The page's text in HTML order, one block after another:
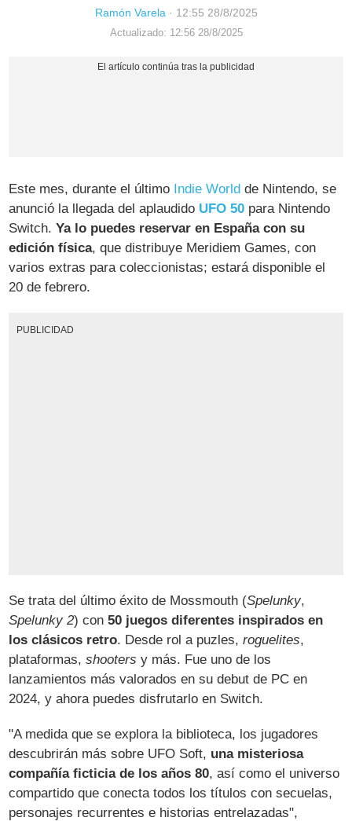
Ramón Varela· 12:55 28/8/2025
Actualizado: 12:56 28/8/2025
Este mes, durante el último Indie World de Nintendo, se
anunció la llegada del aplaudido UFO 50 para Nintendo
Switch.Ya lo puedes reservar en España con su
edición física, que distribuye Meridiem Games, con
varios extras para coleccionistas; estará disponible el
20 de febrero.
PUBLICIDAD
Se trata del último éxito de Mossmouth (Spelunky,
Spelunky 2) con50 juegos diferentes inspirados en
los clásicos retro. Desde rol a puzles,roguelites,
plataformas,shooters y más. Fue uno de los
lanzamientos más valorados en su debut de PC en
2024, y ahora puedes disfrutarlo en Switch.
"A medida que se explora la biblioteca, los jugadores
descubrirán más sobre UFO Soft, una misteriosa
compañía ficticia de los años 80, así como el universo
compartido que conecta todos los títulos con secuelas,
personajes recurrentes e historias entrelazadas",